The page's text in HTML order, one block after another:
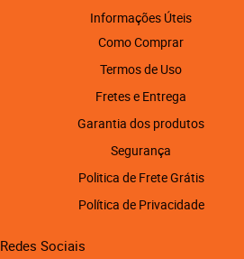
Informações Úteis
Como Comprar
Termos de Uso
Fretes e Entrega
Garantia dos produtos
Segurança
Politica de Frete Grátis
Política de Privacidade
Redes Sociais